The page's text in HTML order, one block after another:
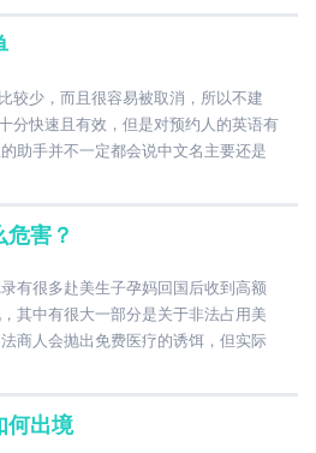
较少，而且很容易被取消，所以不建
分快速且有效，但是对预约人的英语有
助手并不一定都会说中文名主要还是
害？
有很多赴美生子孕妈回国后收到高额
其中有很大一部分是关于非法占用美
商人会抛出免费医疗的诱饵，但实际
何出境